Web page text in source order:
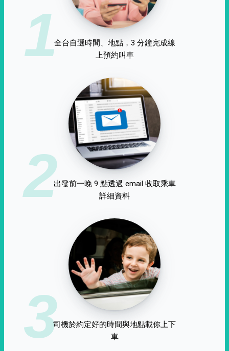
1全台自選時間、地點，3 分鐘完成線
上預約叫車
2出發前一晚 9 點透過 email 收取乘車
詳細資料
3司機於約定好的時間與地點載你上下
車